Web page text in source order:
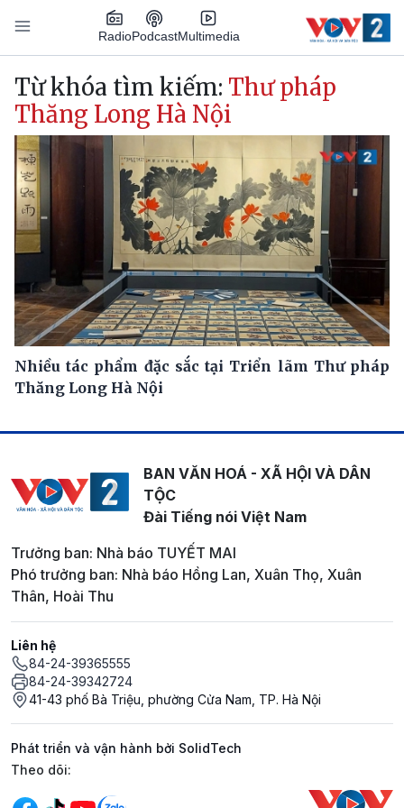
Nhảy đến nội dung
RadioPodcastMultimedia
Main navigation
Từ khóa tìm kiếm: Thư pháp
Thăng Long Hà Nội
Nhiều tác phẩm đặc sắc tại Triển lãm Thư pháp
Thăng Long Hà Nội
BAN VĂN HOÁ - XÃ HỘI VÀ DÂN
TỘC
Đài Tiếng nói Việt Nam
Trưởng ban: Nhà báo TUYẾT MAI
Phó trưởng ban: Nhà báo Hồng Lan, Xuân Thọ, Xuân
Thân, Hoài Thu
Liên hệ
84-24-39365555
84-24-39342724
41-43 phố Bà Triệu, phường Cửa Nam, TP. Hà Nội
Phát triển và vận hành bởi SolidTech
Mạng xã hội
Theo dõi: